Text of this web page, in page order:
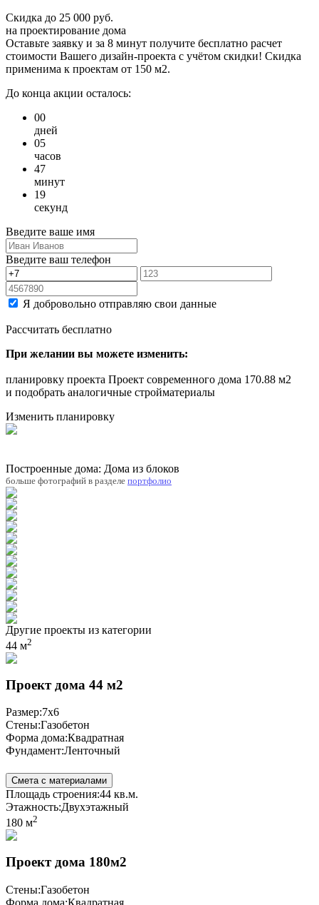
Скидка до 25 000 руб.
на проектирование дома
Оставьте заявку и за 8 минут получите бесплатно расчет
стоимости Вашего дизайн-проекта с учётом скидки! Скидка
применима к проектам от 150 м2.
До конца акции осталось:
00
дней
05
часов
47
минут
19
секунд
Введите ваше имя
Введите ваш телефон
Я добровольно отправляю свои данные
Рассчитать бесплатно
При желании вы можете изменить:
планировку проекта Проект современного дома 170.88 м2
и подобрать аналогичные стройматериалы
Изменить планировку
Построенные дома: Дома из блоков
больше фотографий в разделе портфолио
Другие проекты из категории
44 м2
Проект дома 44 м2
Размер:7x6
Стены:Газобетон
Форма дома:Квадратная
Фундамент:Ленточный
Смета с материалами
Площадь строения:44 кв.м.
Этажность:Двухэтажный
180 м2
Проект дома 180м2
Стены:Газобетон
Форма дома:Квадратная